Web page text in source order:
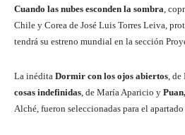
Cuando las nubes esconden la sombra ,
Chile y Corea de José Luis Torres Leiva,
tendrá su estreno mundial en la sección
La inédita Dormir con los ojos abiertos ,
cosas indefinidas , de María Aparicio y Puan,
Alché, fueron seleccionadas para el